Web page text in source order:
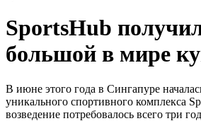
SportsHub
большой в мире
В июне этого года в Сингапуре
уникального спортивного комплекса
возведение потребовалось всего три